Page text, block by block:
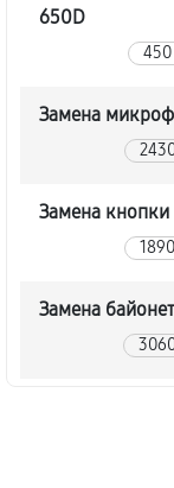
650D
450
Замена
Замена
Замена